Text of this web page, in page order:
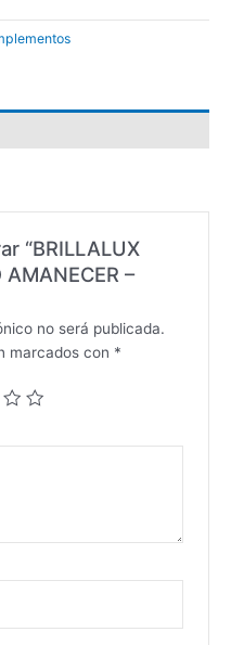
“BRILLALUX
–
no será publicada.
marcados con *